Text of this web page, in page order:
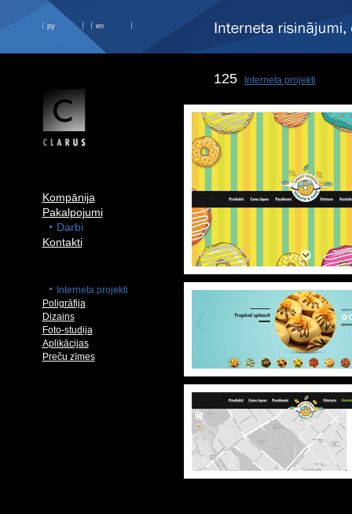
ру en
Kompānija
Pakalpojumi
Darbi
Kontakti
Interneta projekti
Poligrāfija
Dizains
Foto-studija
Aplikācijas
Preču zīmes
125 Interneta projekti